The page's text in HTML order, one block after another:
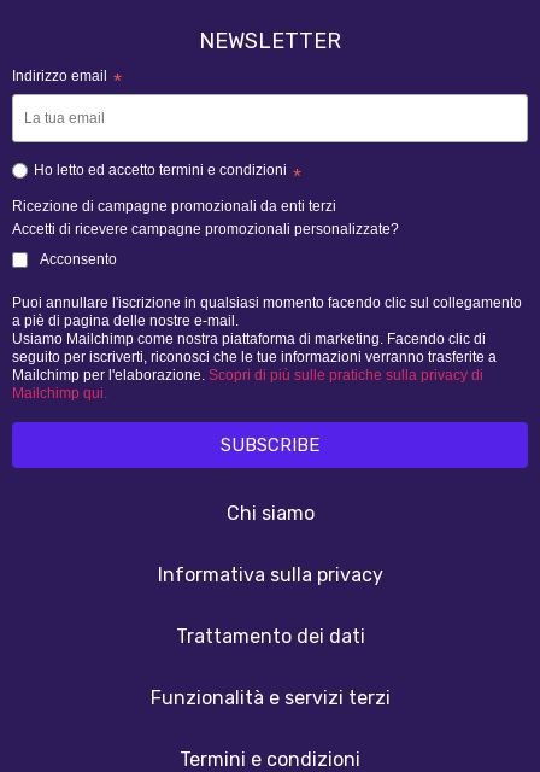
NEWSLETTER
Indirizzo email *
Ho letto ed accetto termini e condizioni *
Ricezione di campagne promozionali da enti terzi
Accetti di ricevere campagne promozionali personalizzate?
Acconsento
Puoi annullare l'iscrizione in qualsiasi momento facendo clic sul collegamento
a piè di pagina delle nostre e-mail.
Usiamo Mailchimp come nostra piattaforma di marketing. Facendo clic di
seguito per iscriverti, riconosci che le tue informazioni verranno trasferite a
Mailchimp per l'elaborazione. Scopri di più sulle pratiche sulla privacy di
Mailchimp qui.
Chi siamo
Informativa sulla privacy
Trattamento dei dati
Funzionalità e servizi terzi
Termini e condizioni